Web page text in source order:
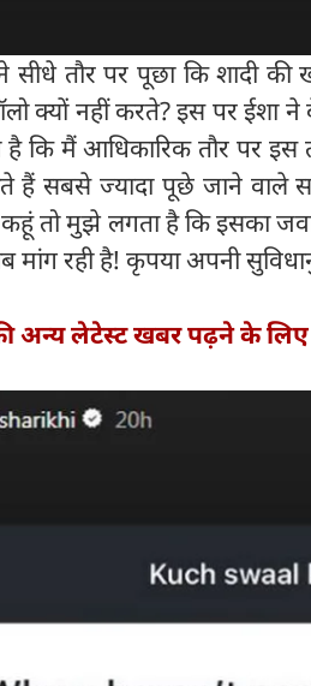
तौर पर पूछा कि शादी की
क्यों नहीं करते? इस पर ईशा
कि मैं आधिकारिक तौर पर इस
सबसे ज्यादा पूछे जाने वाले
तो मुझे लगता है कि इसका
मांग रही है! कृपया अपनी
अन्य लेटेस्ट खबर पढ़ने के